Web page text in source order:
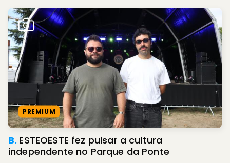
PREMIUM
B. ESTEOESTE fez pulsar a cultura
independente no Parque da Ponte